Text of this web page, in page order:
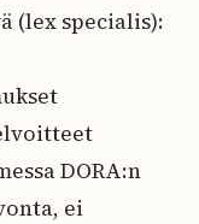
(lex specialis):
DORA:n
ei